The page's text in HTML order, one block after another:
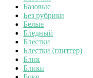
Базовые
Без рубрики
Белые
Бледный
Блестки
Блестки (глиттер)
Блик
Блики